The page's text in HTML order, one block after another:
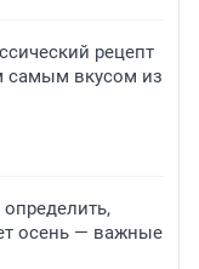
рецепт
самым вкусом из
осень — важные